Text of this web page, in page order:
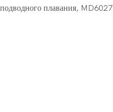
плавания, MD6027